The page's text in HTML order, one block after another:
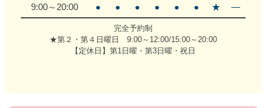
9:00～20:00 ● ● ● ● ● ● ★ ―
完全予約制
★第２・第４日曜日 9:00～12:00/15:00～20:00
【定休日】第1日曜・第3日曜・祝日